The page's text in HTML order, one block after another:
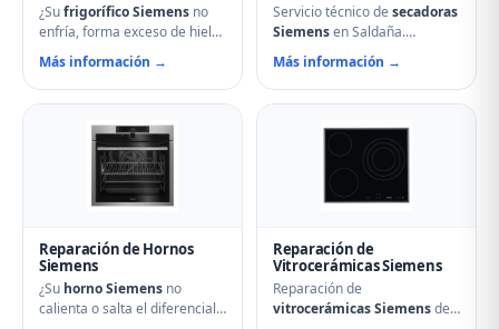
¿Sufrigorífico Siemens no
enfría, forma exceso de hielo
o hace ruidos extraños?
Nuestros técnicos en Saldaña
reparan compresores,
Frost, fugas de gas
refrigerante y problemas de
descarche. Servicio urgente
para evitar pérdida de
alimentos.
Más información →
Servicio técnico de secadoras
Siemensen Saldaña.
Reparamos problemas de
calentamiento, tambor que no
gira, termostatos de
averiados y fallos en el
secado. Mantenimiento
preventivo y limpieza de
filtros incluido en la visita.
Más información →
Reparación de Hornos
Siemens
¿Su horno Siemens no
calienta o salta el diferencial?
Reparación de
Vitrocerámicas Siemens
Reparación de
vitrocerámicas Siemensde